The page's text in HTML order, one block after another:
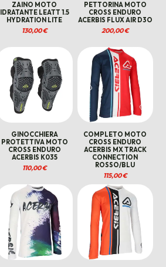
ZAINO MOTO
IDRATANTE LEATT 1.5
HYDRATION LITE
130,00€
PETTORINA MOTO
CROSS ENDURO
ACERBIS FLUX AIR D3O
200,00€
GINOCCHIERA
PROTETTIVA MOTO
CROSS ENDURO
ACERBIS K035
110,00€
COMPLETO MOTO
CROSS ENDURO
ACERBIS MX TRACK
CONNECTION
ROSSO/BLU
115,00€